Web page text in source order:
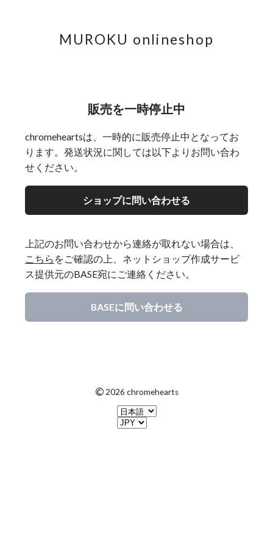
MUROKU onlineshop
販売を一時停止中
chromeheartsは、一時的に販売停止中となってお
ります。発送状況に関しては以下よりお問い合わ
せください。
ショップに問い合わせる
上記のお問い合わせから連絡が取れない場合は、
こちら をご確認の上、ネットショップ作成サービ
ス提供元のBASE宛にご連絡ください。
BASEに問い合わせる
© 2026 chromehearts